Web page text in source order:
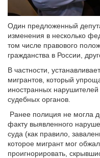
Один предложенный
изменения в несколько
том числе правового
гражданства в России,
В частности,
мигрантов, который
иностранных
судебных органов.
Ранее полиция не могла
факту выявленного
суда (как правило,
которое мигрант мог
проигнорировать,